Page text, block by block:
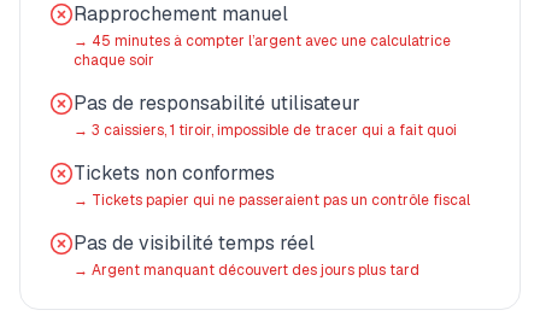
Rapprochement manuel
→ 45 minutes à compter l’argent avec une calculatrice
chaque soir
Pas de responsabilité utilisateur
→ 3 caissiers, 1 tiroir, impossible de tracer qui a fait quoi
Tickets non conformes
→ Tickets papier qui ne passeraient pas un contrôle fiscal
Pas de visibilité temps réel
→ Argent manquant découvert des jours plus tard